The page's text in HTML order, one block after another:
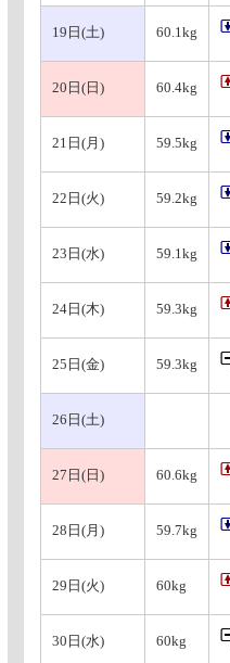
19日(土) 60.1kg
20日(日) 60.4kg
21日(月) 59.5kg
22日(火) 59.2kg
23日(水) 59.1kg
24日(木) 59.3kg
25日(金) 59.3kg
26日(土)
27日(日) 60.6kg
28日(月) 59.7kg
29日(火) 60kg
30日(水) 60kg